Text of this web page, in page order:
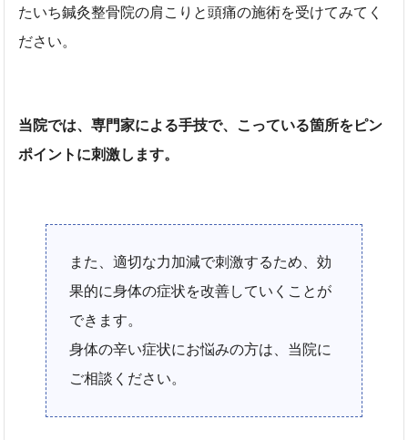
たいち鍼灸整骨院の肩こりと頭痛の施術を受けてみてく
ださい。
当院では、専門家による手技で、こっている箇所をピン
ポイントに刺激します。
また、適切な力加減で刺激するため、効
果的に身体の症状を改善していくことが
できます。
身体の辛い症状にお悩みの方は、当院に
ご相談ください。